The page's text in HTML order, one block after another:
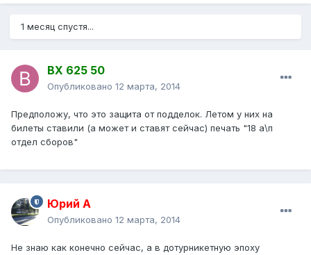
1 месяц спустя...
ВХ 625 50
Опубликовано 12 марта, 2014
Предположу, что это защита от подделок. Летом у них на
билеты ставили (а может и ставят сейчас) печать "18 а\п
отдел сборов"
Юрий А
Опубликовано 12 марта, 2014
Не знаю как конечно сейчас, а в дотурникетную эпоху